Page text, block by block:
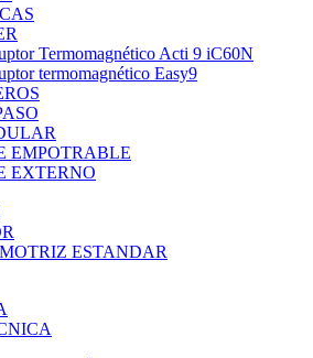
Termomagnético Acti 9 iC60N
termomagnético Easy9
EMPOTRABLE
EXTERNO
ESTANDAR